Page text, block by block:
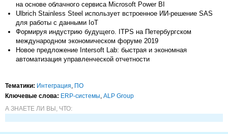
на основе облачного сервиса Microsoft Power BI
Ulbrich Stainless Steel использует встроенное ИИ-решение SAS
для работы с данными IoT
Формируя индустрию будущего. ITPS на Петербургском
международном экономическом форуме 2019
Новое предложение Intersoft Lab: быстрая и экономная
автоматизация управленческой отчетности
Тематики: Интеграция, ПО
Ключевые слова: ERP-системы, ALP Group
А ЗНАЕТЕ ЛИ ВЫ, ЧТО: